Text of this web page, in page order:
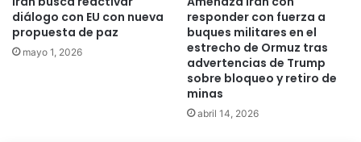
diálogo con EU con nueva
propuesta de paz
mayo 1, 2026
responder con fuerza a
buques militares en el
estrecho de Ormuz tras
advertencias de Trump
sobre bloqueo y retiro de
minas
abril 14, 2026